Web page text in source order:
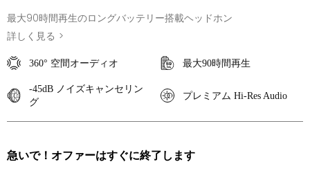
最大90時間再生のロングバッテリー搭載ヘッドホン
TOZO HT3 ヘッドホンで、ピュアなサウンドを体感。Hi-Res
Audio、-45dB の ANC(ノイズキャンセリング)、最大65時間の再
生時間、そして快適な人間工学に基づいたデザインを備え、まさに
没入感あふれるリスニング体験をお届けします。
詳しく見る >
360° 空間オーディオ 最大90時間再生
-45dB ノイズキャンセリン
グ
プレミアム Hi-Res Audio
急いで！オファーはすぐに終了します